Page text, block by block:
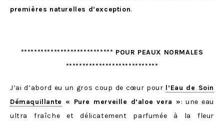
premières naturelles d’exception.
**************************** POUR PEAUX NORMALES
****************************
J’ai d’abord eu un gros coup de cœur pour l’Eau de Soin
Démaquillante « Pure merveille d’aloe vera »: une eau
ultra fraîche et délicatement parfumée à la fleur